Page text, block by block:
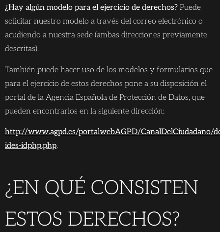
¿Hay algún modelo para el ejercicio de derechos? Puede
solicitar nuestro modelo a través del correo electrónico o
acudiendo a nuestra sede (ambas direcciones previamente
descritas).
También puede hacer uso de los modelos y formularios que
para el ejercicio de estos derechos pone a su disposición el
portal de la Agencia Española de Protección de Datos, que
pueden encontrarlos en la siguiente dirección:
http://www.agpd.es/portalwebAGPD/CanalDelCiudadano/
ides-idphp.php.
¿EN QUÉ CONSISTEN
ESTOS DERECHOS?